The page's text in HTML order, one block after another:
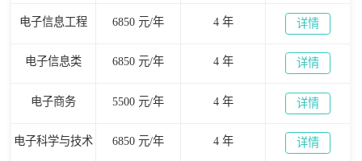
电子信息工程 6850 元/年 4 年 详情
电子信息类 6850 元/年 4 年 详情
电子商务 5500 元/年 4 年 详情
电子科学与技术 6850 元/年 4 年 详情